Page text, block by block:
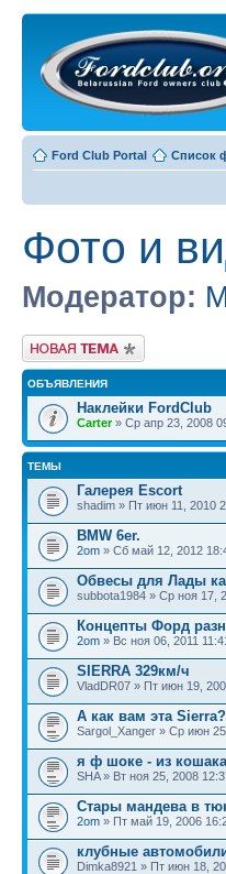
Ford Club Portal Список
Фото и
Модератор:
Новая тема
ОБЪЯВЛЕНИЯ
Наклейки FordClub
Carter» Ср апр 23, 2008
ТЕМЫ
Галерея Escort
shadim » Пт июн 11, 2010
BMW 6er.
2om » Сб май 12, 2012
Обвесы для Лады
subbota1984 » Ср ноя 17,
Концепты Форд
2om » Вс ноя 06, 2011
SIERRA 329км/ч
VladDR07 » Пт июн 19,
А как вам эта
Sargol_Xanger » Ср июн
я ф шоке - из
SHA » Вт ноя 25, 2008
Стары мандева в
2om » Пт май 19, 2006
клубные
Dimka8921 » Пт июн 18,